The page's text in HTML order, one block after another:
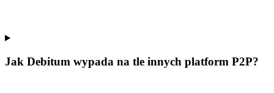
Jak Debitum wypada na tle innych platform P2P?